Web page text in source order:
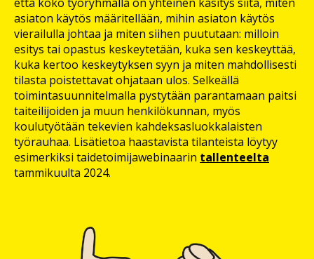
asiaton käytös määritellään, mihin asiaton käytös
vierailulla johtaa ja miten siihen puututaan: milloin
esitys tai opastus keskeytetään, kuka sen keskeyttää,
kuka kertoo keskeytyksen syyn ja miten mahdollisesti
tilasta poistettavat ohjataan ulos. Selkeällä
toimintasuunnitelmalla pystytään parantamaan paitsi
taiteilijoiden ja muun henkilökunnan, myös
koulutyötään tekevien kahdeksasluokkalaisten
työrauhaa. Lisätietoa haastavista tilanteista löytyy
esimerkiksi taidetoimijawebinaarin tallenteelta
tammikuulta 2024.